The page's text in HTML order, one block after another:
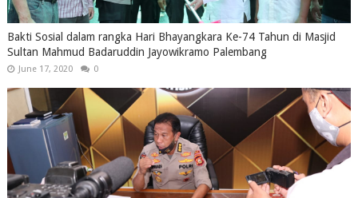
Bakti Sosial dalam rangka Hari Bhayangkara Ke-74 Tahun di Masjid
Sultan Mahmud Badaruddin Jayowikramo Palembang
June 17, 2020 0